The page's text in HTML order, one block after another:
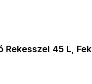
Rekesszel 45 L,